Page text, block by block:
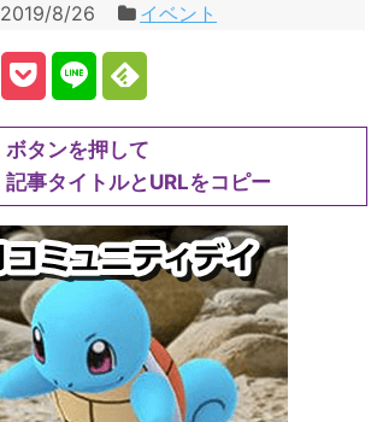
2019/8/26 イベント
ボタンを押して
記事タイトルとURLをコピー